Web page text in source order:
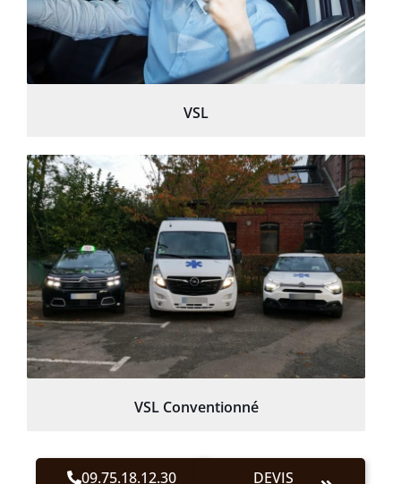
VSL
VSL Conventionné
09.75.18.12.30 DEVIS